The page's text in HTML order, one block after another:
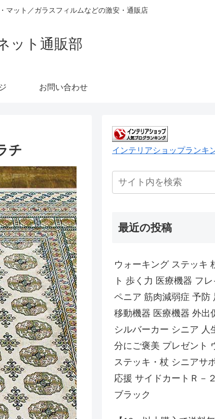
マット／ガラスフィルムなどの激安・通販店
ット通販部
お問い合わせ
チ インテリアショップランキ
最近の投稿
ウォーキング ステッキ
ト 歩く力 医療機器 フ
ペニア 筋肉減弱症 予防
移動機器 医療機器 外出
シルバーカー シニア 人
分にご褒美 プレゼント
ステッキ・杖 シニアサ
応援 サイドカートＲ－
ブラック